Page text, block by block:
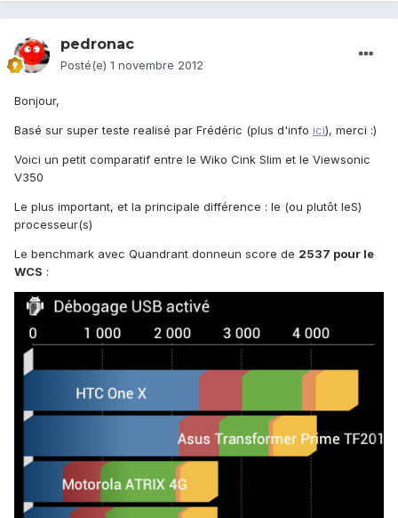
pedronac
Posté(e) 1 novembre 2012
Bonjour,
Basé sur super teste realisé par Frédéric (plus d'info ici), merci :)
Voici un petit comparatif entre le Wiko Cink Slim et le Viewsonic
V350
Le plus important, et la principale différence : le (ou plutôt leS)
processeur(s)
Le benchmark avec Quandrant donneun score de 2537 pour le
WCS :